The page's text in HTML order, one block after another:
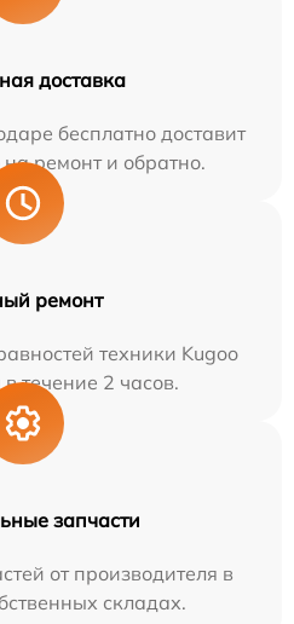
доставка
бесплатно доставит
ремонт и обратно.
ремонт
техники Kugoo
течение 2 часов.
запчасти
от производителя в
складах.